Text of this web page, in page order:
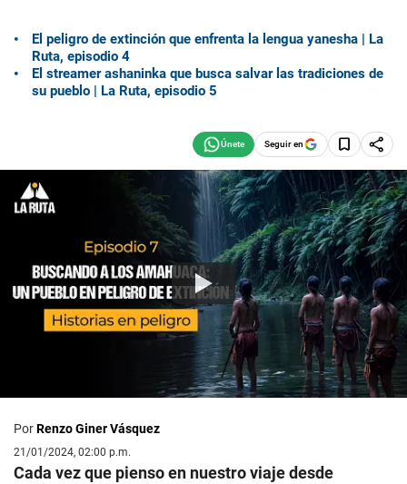
El peligro de extinción que enfrenta la lengua yanesha | La
Ruta, episodio 4
El streamer ashaninka que busca salvar las tradiciones de
su pueblo | La Ruta, episodio 5
Seguir en
PorRenzo Giner Vásquez
21/01/2024, 02:00 p.m.
Cada vez que pienso en nuestro viaje desde